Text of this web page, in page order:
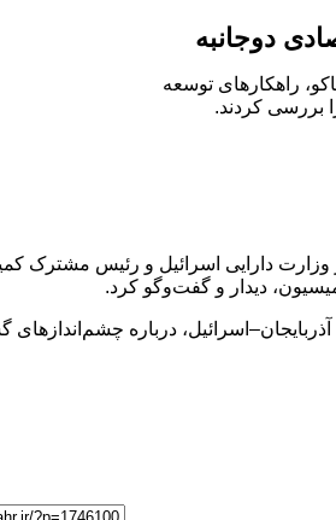
دوجانبه
راهکارهای توسعه
کردند.
دارایی اسرائیل و رئیس مشترک
دیدار و گفت‌وگو کرد.
درباره